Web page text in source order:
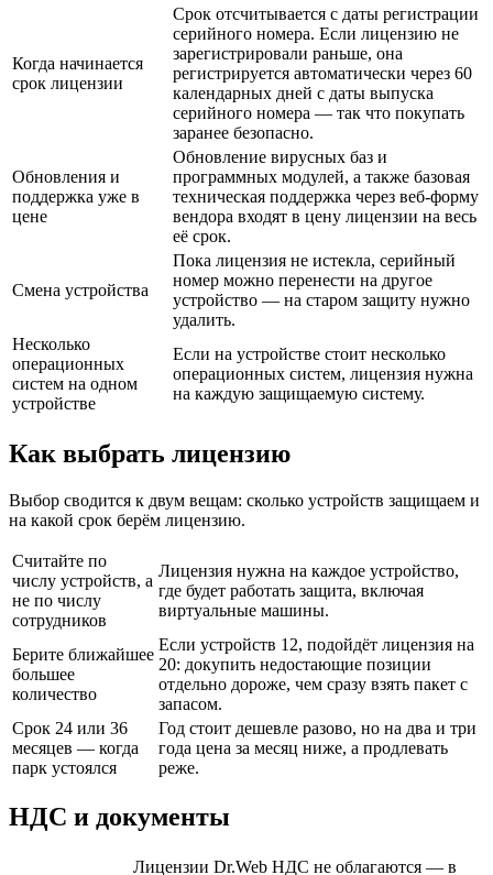
Когда начинается
срок лицензии
Срок отсчитывается с даты регистрации
серийного номера. Если лицензию не
зарегистрировали раньше, она
регистрируется автоматически через 60
календарных дней с даты выпуска
серийного номера — так что покупать
заранее безопасно.
Обновления и
поддержка уже в
цене
Обновление вирусных баз и
программных модулей, а также базовая
техническая поддержка через веб-форму
вендора входят в цену лицензии на весь
её срок.
Смена устройства
Пока лицензия не истекла, серийный
номер можно перенести на другое
устройство — на старом защиту нужно
удалить.
Несколько
операционных
систем на одном
устройстве
Если на устройстве стоит несколько
операционных систем, лицензия нужна
на каждую защищаемую систему.
Как выбрать лицензию
Выбор сводится к двум вещам: сколько устройств защищаем и
на какой срок берём лицензию.
Считайте по
числу устройств, а
не по числу
сотрудников
Лицензия нужна на каждое устройство,
где будет работать защита, включая
виртуальные машины.
Берите ближайшее
большее
количество
Если устройств 12, подойдёт лицензия на
20: докупить недостающие позиции
отдельно дороже, чем сразу взять пакет с
запасом.
Срок 24 или 36
месяцев — когда
парк устоялся
Год стоит дешевле разово, но на два и три
года цена за месяц ниже, а продлевать
реже.
НДС и документы
Лицензии Dr.Web НДС не облагаются — в